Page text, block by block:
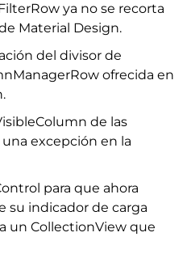
ya no se recorta
Material Design.
del divisor de
ofrecida en
de las
excepción en la
para que ahora
su indicador de carga
un CollectionView que